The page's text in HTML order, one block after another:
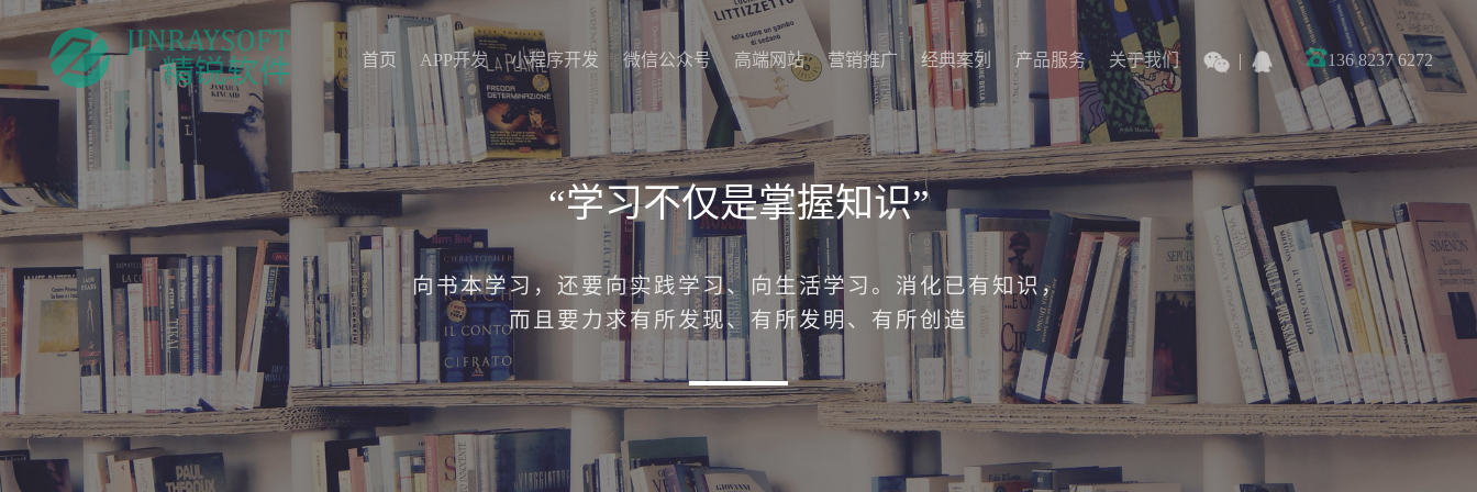
136 8237 6272
关于我们
关于我们
产品服务
产品服务
经典案列
经典案列
营销推广
营销推广
高端网站
高端网站
微信公众号
微信公众号
小程序开发
小程序开发
APP开发
APP开发
首页
“学习不仅是掌握知识”
向书本学习，还要向实践学习、向生活学习。消化已有知识，
而且要力求有所发现、有所发明、有所创造